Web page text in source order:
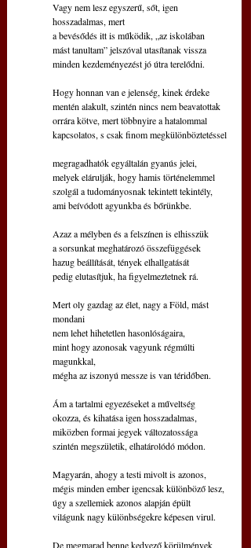
Vagy nem lesz egyszerű, sőt, igen
hosszadalmas, mert
a bevésődés itt is működik, „az iskolában
mást tanultam” jelszóval utasítanak vissza
minden kezdeményezést jó útra terelődni.
Hogy honnan van e jelenség, kinek érdeke
mentén alakult, szintén nincs nem beavatottak
orrára kötve, mert többnyire a hatalommal
kapcsolatos, s csak finom megkülönböztetéssel
megragadhatók egyáltalán gyanús jelei,
melyek elárulják, hogy hamis történelemmel
szolgál a tudományosnak tekintett tekintély,
ami beívódott agyunkba és bőrünkbe.
Azaz a mélyben és a felszínen is elhisszük
a sorsunkat meghatározó összefüggések
hazug beállítását, tények elhallgatását
pedig elutasítjuk, ha figyelmeztetnek rá.
Mert oly gazdag az élet, nagy a Föld, mást
mondani
nem lehet hihetetlen hasonlóságaira,
mint hogy azonosak vagyunk régmúlti
magunkkal,
mégha az iszonyú messze is van téridőben.
Ám a tartalmi egyezéseket a műveltség
okozza, és kihatása igen hosszadalmas,
miközben formai jegyek változatossága
szintén megszületik, elhatárolódó módon.
Magyarán, ahogy a testi mivolt is azonos,
mégis minden ember igencsak különböző lesz,
úgy a szellemiek azonos alapján épült
világunk nagy különbségekre képesen virul.
De megmarad benne kedvező körülmények